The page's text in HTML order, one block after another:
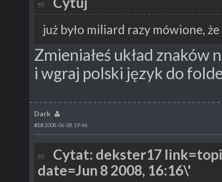
już było miliard razy mówione,
Zmieniałeś układ znaków
i wgraj polski język do
Dark
#18 2008-06-08, 19:46
Cytat: dekster17
date=Jun 8 2008, 16:16\'